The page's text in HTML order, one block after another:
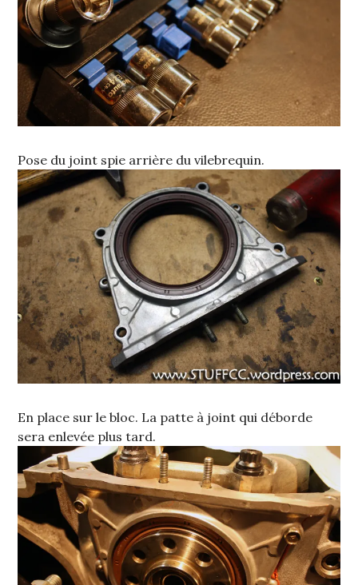
Pose du joint spie arrière du vilebrequin.
En place sur le bloc. La patte à joint qui déborde
sera enlevée plus tard.